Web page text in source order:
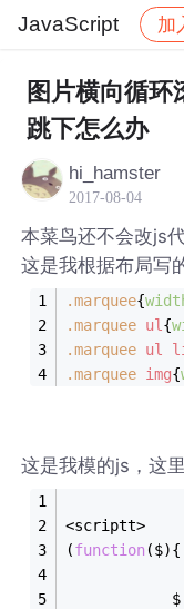
JavaScript 加
社区 JavaScript
图片横向循
跳下怎么办
hi_hamster
2017-08-04
本菜鸟还不会改js
这是我根据布局写
.marquee{
.marquee ul {
.marquee ul
.marquee img{
这是我模的js，这
<scriptt>
(function($){